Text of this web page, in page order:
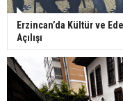
Erzincan’da Kültür ve
Açılışı